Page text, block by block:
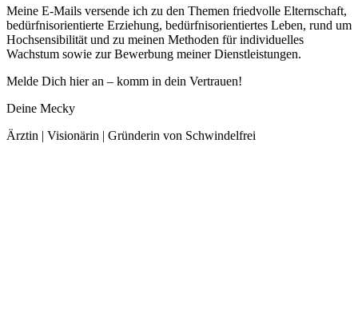
Meine E-Mails versende ich zu den Themen friedvolle Elternschaft,
bedürfnisorientierte Erziehung, bedürfnisorientiertes Leben, rund um
Hochsensibilität und zu meinen Methoden für individuelles
Wachstum sowie zur Bewerbung meiner Dienstleistungen.
Melde Dich hier an – komm in dein Vertrauen!
Deine Mecky
Ärztin | Visionärin | Gründerin von Schwindelfrei